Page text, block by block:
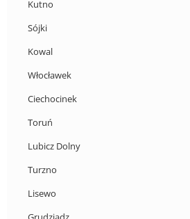
Kutno
Sójki
Kowal
Włocławek
Ciechocinek
Toruń
Lubicz Dolny
Turzno
Lisewo